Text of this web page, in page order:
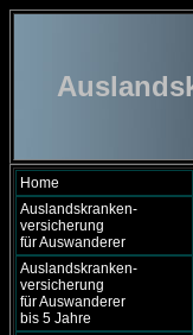
Home
Auslandskranken-
versicherung
für Auswanderer
Auslandskranken-
versicherung
für Auswanderer
bis 5 Jahre